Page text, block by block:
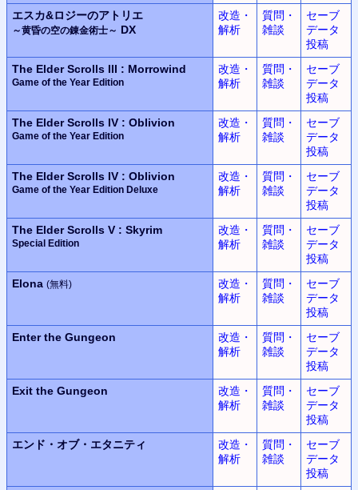
エスカ&ロジーのアトリエ
～黄昏の空の錬金術士～ DX
改造・
解析
質問・
雑談
セーブ
データ
投稿
The Elder Scrolls III : Morrowind
Game of the Year Edition
改造・
解析
質問・
雑談
セーブ
データ
投稿
The Elder Scrolls IV : Oblivion
Game of the Year Edition
改造・
解析
質問・
雑談
セーブ
データ
投稿
The Elder Scrolls IV : Oblivion
Game of the Year Edition Deluxe
改造・
解析
質問・
雑談
セーブ
データ
投稿
The Elder Scrolls V : Skyrim
Special Edition
改造・
解析
質問・
雑談
セーブ
データ
投稿
Elona (無料)
改造・
解析
質問・
雑談
セーブ
データ
投稿
Enter the Gungeon
改造・
解析
質問・
雑談
セーブ
データ
投稿
Exit the Gungeon
改造・
解析
質問・
雑談
セーブ
データ
投稿
エンド・オブ・エタニティ
改造・
解析
質問・
雑談
セーブ
データ
投稿